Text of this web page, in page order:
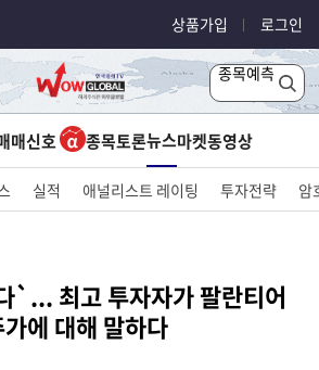
상품가입 로그인
종목예측
매신호 종목토론뉴스마켓동영상
실적 애널리스트 레이팅 투자전략 암
`... 최고 투자자가 팔란티어
에 대해 말하다